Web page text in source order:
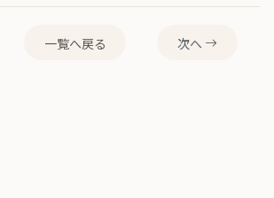
一覧へ戻る 次へ